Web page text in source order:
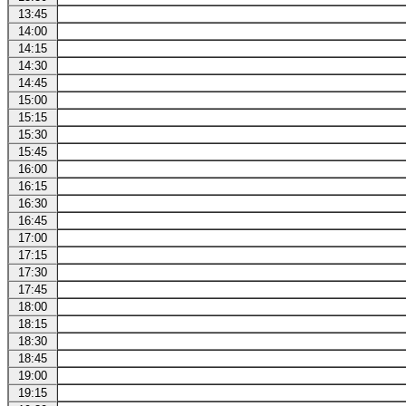
13:45
14:00
14:15
14:30
14:45
15:00
15:15
15:30
15:45
16:00
16:15
16:30
16:45
17:00
17:15
17:30
17:45
18:00
18:15
18:30
18:45
19:00
19:15